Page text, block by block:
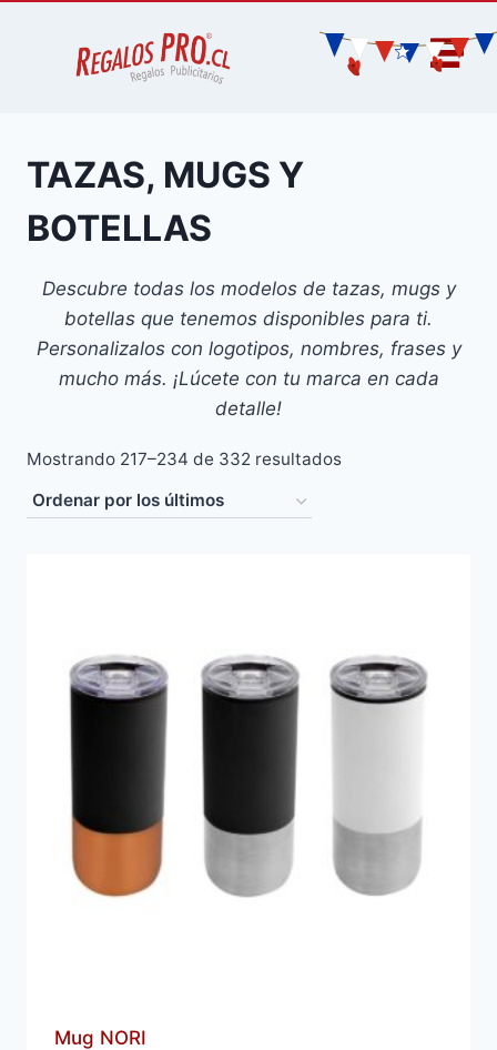
TAZAS, MUGS Y
BOTELLAS
Descubre todas los modelos de tazas, mugs y
botellas que tenemos disponibles para ti.
Personalizalos con logotipos, nombres, frases y
mucho más. ¡Lúcete con tu marca en cada
detalle!
Mostrando 217–234 de 332 resultados
Mug NORI